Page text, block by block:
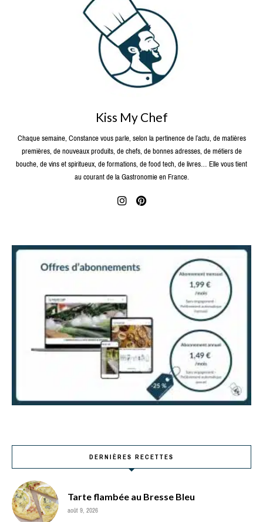
Kiss My Chef
Chaque semaine, Constance vous parle, selon la pertinence de l’actu, de matières
premières, de nouveaux produits, de chefs, de bonnes adresses, de métiers de
bouche, de vins et spiritueux, de formations, de food tech, de livres… Elle vous tient
au courant de la Gastronomie en France.
DERNIÈRES RECETTES
Tarte flambée au Bresse Bleu
août 9, 2026